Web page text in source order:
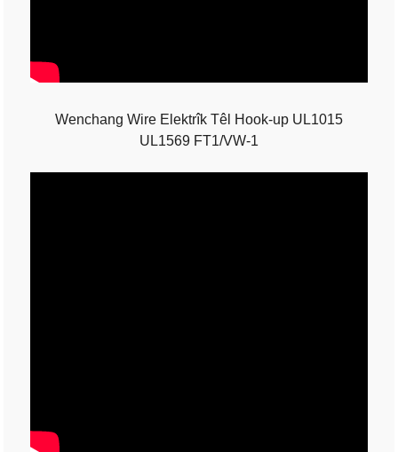
Wenchang Wire Elektrîk Têl Hook-up UL1015
UL1569 FT1/VW-1